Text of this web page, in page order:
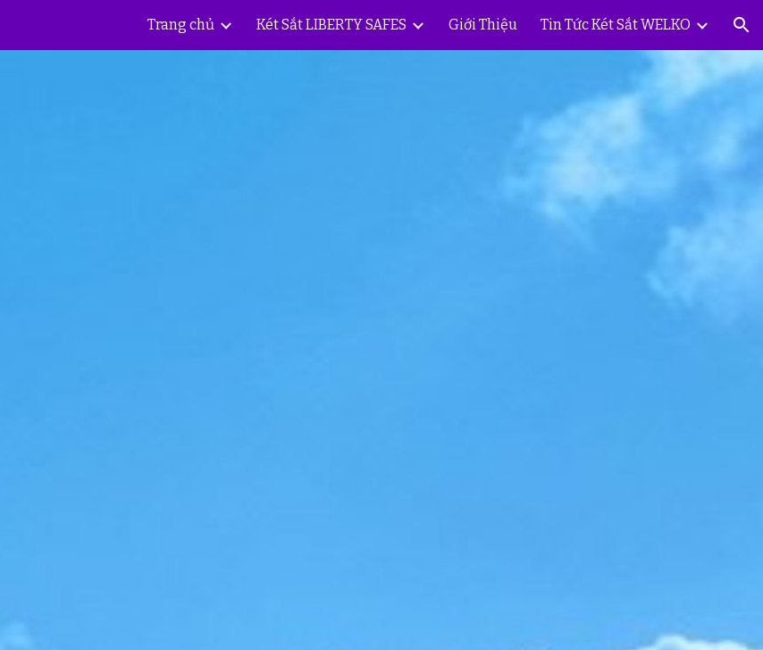
Skip to navigation
Trang chủ Két Sắt LIBERTY SAFES Giới Thiệu Tin Tức Két Sắt WELKO